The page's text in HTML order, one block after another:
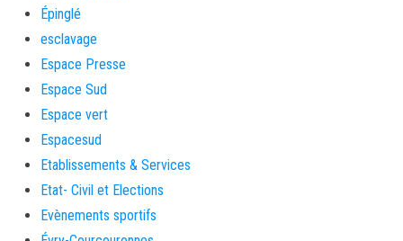
Épinglé
esclavage
Espace Presse
Espace Sud
Espace vert
Espacesud
Etablissements & Services
Etat- Civil et Elections
Evènements sportifs